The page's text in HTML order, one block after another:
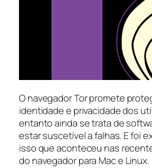
O navegador Tor promete
identidade e privacidade dos
entanto ainda se trata de
estar suscetível a falhas. E foi
isso que aconteceu nas
do navegador para Mac e Linux.